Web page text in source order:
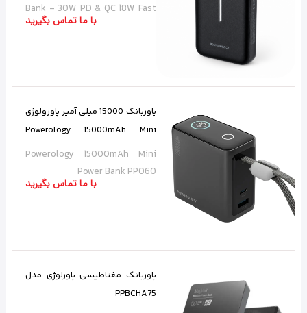
Bank - 30W PD & QC 18W Fast
Charging Portable Battery
با ما تماس بگیرید
پاوربانک 15000 میلی آمپر پاورولوژی
Powerology 15000mAh Mini
Power Bank PP060
Powerology 15000mAh Mini
Power Bank PP060
با ما تماس بگیرید
پاوربانک مغناطیسی پاورلوژی مدل
PPBCHA75